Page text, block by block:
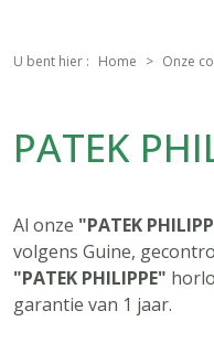
U bent hier : Home Onze
PATEK
Al onze "PATEK
volgens Guine,
"PATEK PHILIPPE"
garantie van 1 jaar.